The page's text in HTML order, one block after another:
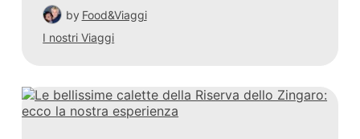
by Food&Viaggi
I nostri Viaggi